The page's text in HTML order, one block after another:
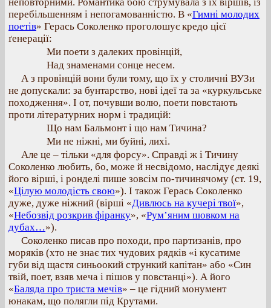
перебільшенням і непогамованністю. В «Гимні молодих
поетів» Герась Соколенко проголошує кредо цієї
ґенерації:
Ми поети з далеких провінцій,
Над знаменами сонце несем.
А з провінцій вони були тому, що їх у столичні ВУЗи
не допускали: за бунтарство, нові ідеї та за «куркульське
походження». І от, почувши волю, поети повстають
проти літературних норм і традицій:
Що нам Бальмонт і що нам Тичина?
Ми не ніжні, ми буйні, лихі.
Але це – тільки «для форсу». Справді ж і Тичину
Соколенко любить, бо, може й несвідомо, наслідує деякі
його вірші, і ронделі пише зовсім по-тичинячому (ст. 19,
«Цілую молодість свою»). І також Герась Соколенко
дуже, дуже ніжний (вірші «Дивлюсь на кучері твої»,
«Небозвід розкрив фіранку», «Рум’яним шовком на
дубах…»).
Соколенко писав про походи, про партизанів, про
моряків (хто не знає тих чудових рядків «і кусатиме
губи від щастя синьоокий стрункий капітан» або «Син
твій, поет, взяв меча і пішов у повстанці»). А його
«Баляда про триста мечів» – це гідний монумент
юнакам, що полягли під Крутами.